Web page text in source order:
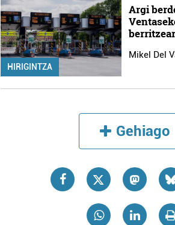
HIRIGINTZA
Argi
Mikel Del
Gehiago